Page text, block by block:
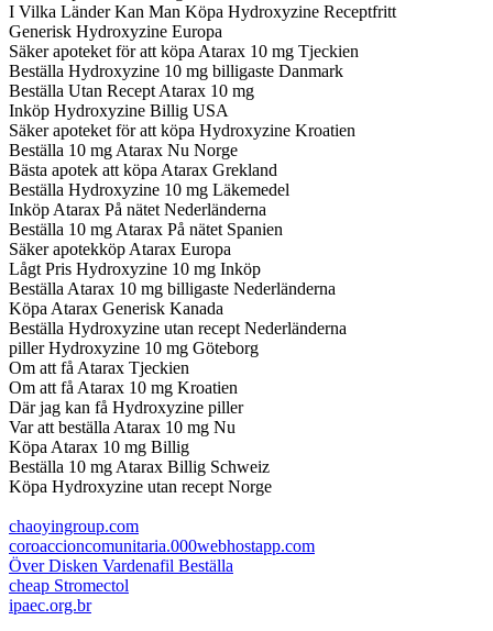
I Vilka Länder Kan Man Köpa Hydroxyzine Receptfritt
Generisk Hydroxyzine Europa
Säker apoteket för att köpa Atarax 10 mg Tjeckien
Beställa Hydroxyzine 10 mg billigaste Danmark
Beställa Utan Recept Atarax 10 mg
Inköp Hydroxyzine Billig USA
Säker apoteket för att köpa Hydroxyzine Kroatien
Beställa 10 mg Atarax Nu Norge
Bästa apotek att köpa Atarax Grekland
Beställa Hydroxyzine 10 mg Läkemedel
Inköp Atarax På nätet Nederländerna
Beställa 10 mg Atarax På nätet Spanien
Säker apotekköp Atarax Europa
Lågt Pris Hydroxyzine 10 mg Inköp
Beställa Atarax 10 mg billigaste Nederländerna
Köpa Atarax Generisk Kanada
Beställa Hydroxyzine utan recept Nederländerna
piller Hydroxyzine 10 mg Göteborg
Om att få Atarax Tjeckien
Om att få Atarax 10 mg Kroatien
Där jag kan få Hydroxyzine piller
Var att beställa Atarax 10 mg Nu
Köpa Atarax 10 mg Billig
Beställa 10 mg Atarax Billig Schweiz
Köpa Hydroxyzine utan recept Norge
chaoyingroup.com
coroaccioncomunitaria.000webhostapp.com
Över Disken Vardenafil Beställa
cheap Stromectol
ipaec.org.br